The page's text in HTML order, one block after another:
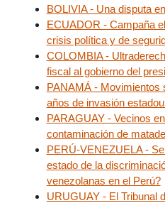
BOLIVIA - Una disputa
ECUADOR - Campaña
crisis política y de
COLOMBIA -
fiscal al gobierno del
PANAMÁ - Movimientos
años de invasión
PARAGUAY - Vecinos
contaminación de
PERÚ-VENEZUELA -
estado de la
venezolanas en el Perú?
URUGUAY - El Tribunal